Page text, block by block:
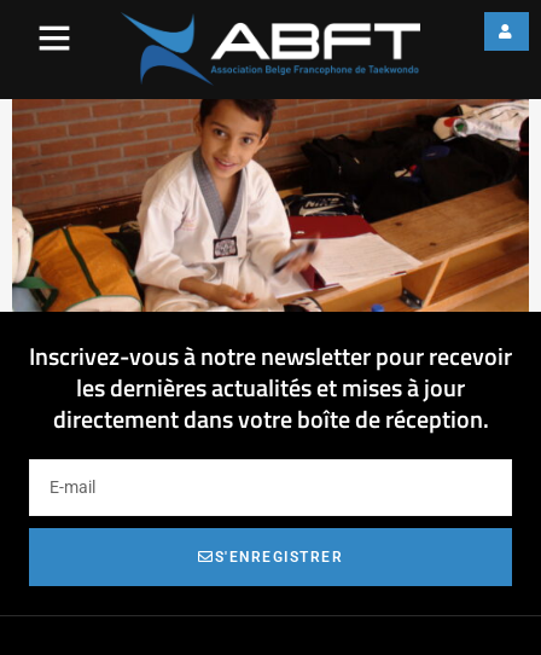
Inscrivez-vous à notre newsletter pour recevoir
les dernières actualités et mises à jour
directement dans votre boîte de réception.
S'ENREGISTRER